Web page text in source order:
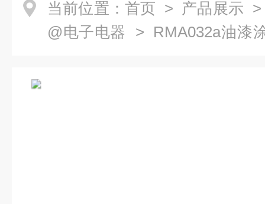
当前位置： 首页 > 产品展示
@电子电器 > RMA032a油漆